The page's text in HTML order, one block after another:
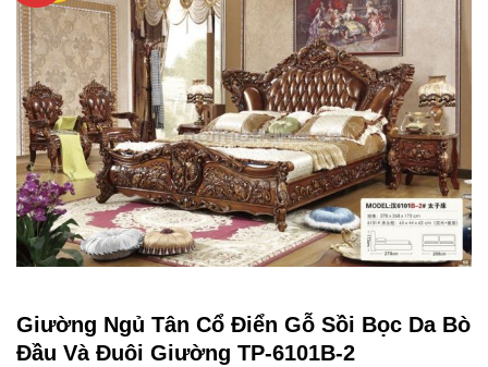
Giường Ngủ Tân Cổ Điển Gỗ Sồi Bọc Da Bò
Đầu Và Đuôi Giường TP-6101B-2